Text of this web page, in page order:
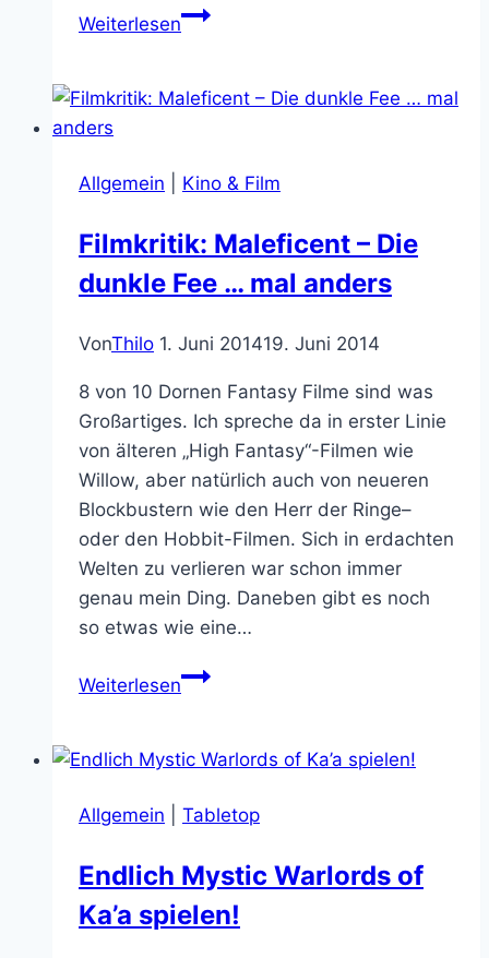
WeiterlesenBlogparade:
10
der
Allgemein Kino & Film
Filmkritik: Maleficent – Die
dunkle Fee … mal anders
VonThilo 1. Juni 201419. Juni 2014
8 von 10 Dornen Fantasy Filme sind was
Großartiges. Ich spreche da in erster Linie
von älteren „High Fantasy“-Filmen wie
Willow, aber natürlich auch von neueren
Blockbustern wie den Herr der Ringe–
oder den Hobbit-Filmen. Sich in erdachten
Welten zu verlieren war schon immer
genau mein Ding. Daneben gibt es noch
so etwas wie eine…
WeiterlesenFilmkritik:
Die
Fee
mal
anders
Allgemein Tabletop
Endlich Mystic Warlords of
Ka’a spielen!